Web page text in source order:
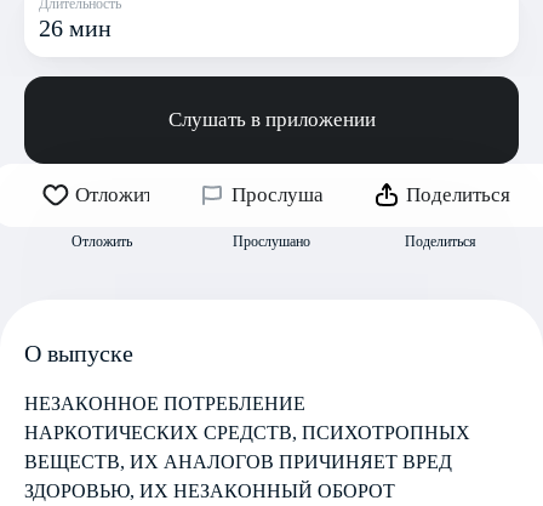
Длительность
26 мин
Слушать в приложении
Отложить
Отложить
Прослушано
Прослушано
Поделиться
Поделиться
О выпуске
НЕЗАКОННОЕ ПОТРЕБЛЕНИЕ
НАРКОТИЧЕСКИХ СРЕДСТВ, ПСИХОТРОПНЫХ
ВЕЩЕСТВ, ИХ АНАЛОГОВ ПРИЧИНЯЕТ ВРЕД
ЗДОРОВЬЮ, ИХ НЕЗАКОННЫЙ ОБОРОТ